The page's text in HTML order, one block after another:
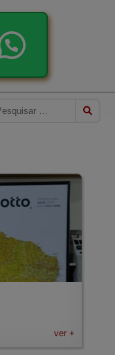
ver +